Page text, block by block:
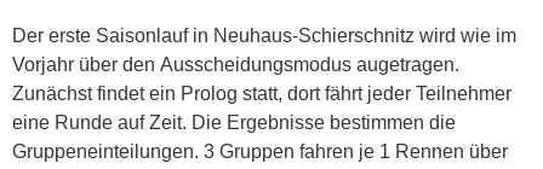
Der erste Saisonlauf in Neuhaus-Schierschnitz wird wie im
Vorjahr über den Ausscheidungsmodus augetragen.
Zunächst findet ein Prolog statt, dort fährt jeder Teilnehmer
eine Runde auf Zeit. Die Ergebnisse bestimmen die
Gruppeneinteilungen. 3 Gruppen fahren je 1 Rennen über